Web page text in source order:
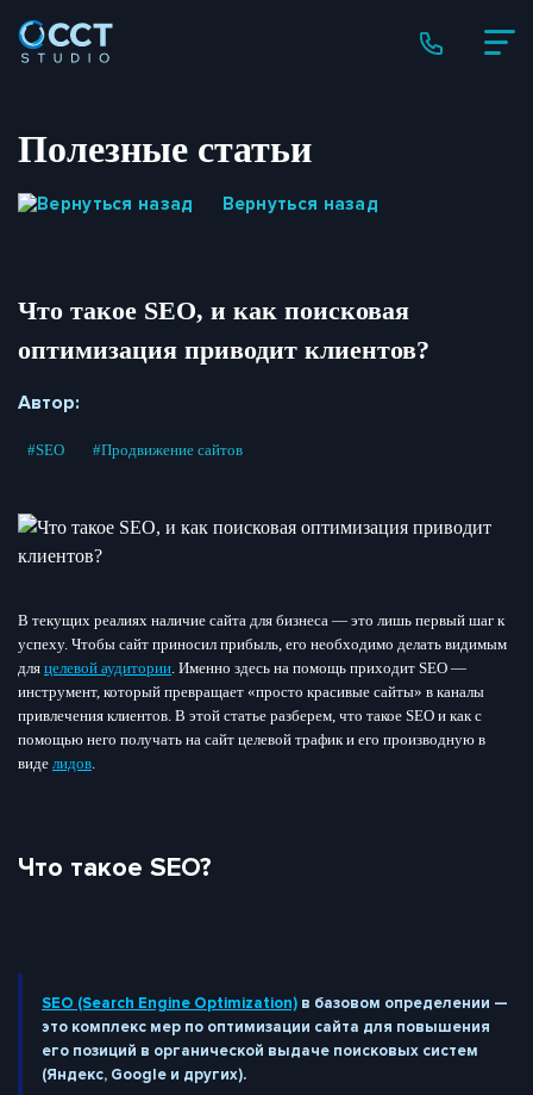
Полезные статьи
Вернуться назад
Что такое SEO, и как поисковая
оптимизация приводит клиентов?
Автор:
#SEO #Продвижение сайтов
В текущих реалиях наличие сайта для бизнеса — это лишь первый шаг к
успеху. Чтобы сайт приносил прибыль, его необходимо делать видимым
для целевой аудитории . Именно здесь на помощь приходит SEO —
инструмент, который превращает «просто красивые сайты» в каналы
привлечения клиентов. В этой статье разберем, что такое SEO и как с
помощью него получать на сайт целевой трафик и его производную в
виде лидов
Что такое SEO?
SEO (Search Engine Optimization) в базовом определении —
это комплекс мер по оптимизации сайта для повышения
его позиций в органической выдаче поисковых систем
(Яндекс, Google и других).